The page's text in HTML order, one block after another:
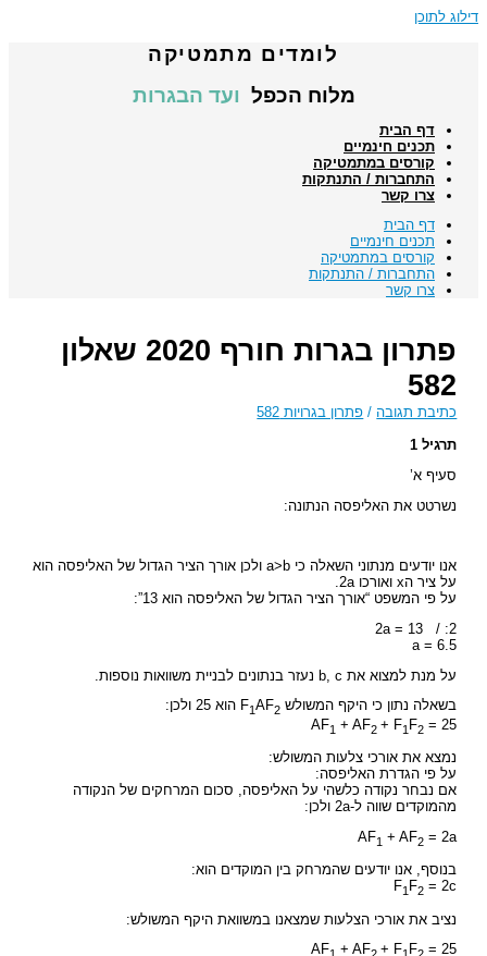
דילוג לתוכן
לומדים מתמטיקה
מלוח הכפל ועד הבגרות
דף הבית
תכנים חינמיים
קורסים במתמטיקה
התחברות / התנתקות
צרו קשר
דף הבית
תכנים חינמיים
קורסים במתמטיקה
התחברות / התנתקות
צרו קשר
פתרון בגרות חורף 2020 שאלון
582
כתיבת תגובה / פתרון בגרויות 582
תרגיל 1
סעיף א’
נשרטט את האליפסה הנתונה:
אנו יודעים מנתוני השאלה כי a>b ולכן אורך הציר הגדול של האליפסה הוא
על ציר הx ואורכו 2a.
על פי המשפט “אורך הציר הגדול של האליפסה הוא 13”:
2a = 13 / :2
a = 6.5
על מנת למצוא את b, c נעזר בנתונים לבניית משוואות נוספות.
בשאלה נתון כי היקף המשולש F
1AF2
הוא 25 ולכן:
AF1 + AF2+ F1 F2 = 25
נמצא את אורכי צלעות המשולש:
על פי הגדרת האליפסה:
אם נבחר נקודה כלשהי על האליפסה, סכום המרחקים של הנקודה
מהמוקדים שווה ל-2a ולכן:
AF1 + AF2 = 2a
בנוסף, אנו יודעים שהמרחק בין המוקדים הוא:
F1 F2 = 2c
נציב את אורכי הצלעות שמצאנו במשוואת היקף המשולש:
AF
+ AF + F F
= 25